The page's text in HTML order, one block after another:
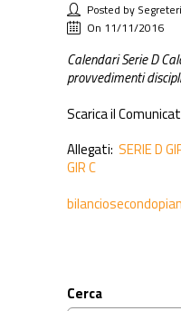
Posted by
On 11/11/2016
Calendari Serie D
provvedimenti
Scarica il
Allegati: SERIE D
GIR C
Cerca